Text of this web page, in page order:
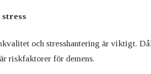
stress
och stresshantering är viktigt.
riskfaktorer för demens.